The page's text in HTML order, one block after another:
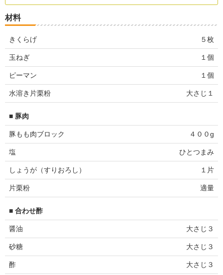
材料
きくらげ ５枚
玉ねぎ １個
ピーマン １個
水溶き片栗粉 大さじ１
■ 豚肉
豚もも肉ブロック ４００g
塩 ひとつまみ
しょうが（すりおろし） １片
片栗粉 適量
■ 合わせ酢
醤油 大さじ３
砂糖 大さじ３
酢 大さじ３